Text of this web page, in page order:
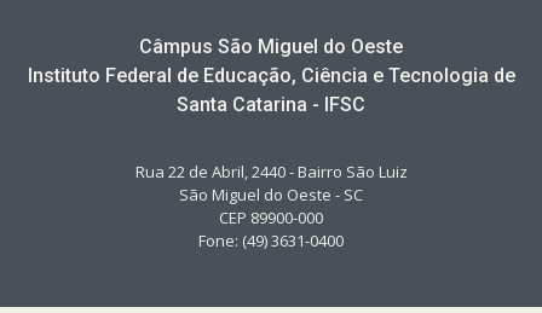
Câmpus São Miguel do Oeste
Instituto Federal de Educação, Ciência e Tecnologia de
Santa Catarina - IFSC
Rua 22 de Abril, 2440 - Bairro São Luiz
São Miguel do Oeste - SC
CEP 89900-000
Fone: (49) 3631-0400